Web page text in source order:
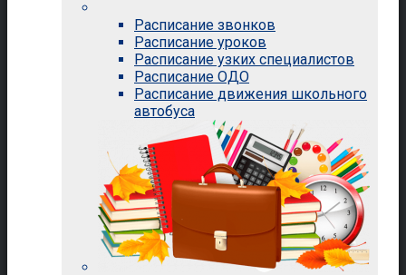
Расписание звонков
Расписание уроков
Расписание узких специалистов
Расписание ОДО
Расписание движения школьного
автобуса